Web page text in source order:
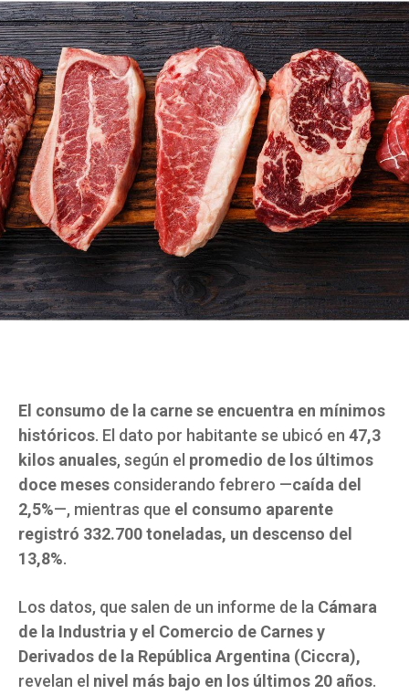
El consumo de la carne se encuentra en mínimos
históricos. El dato por habitante se ubicó en 47,3
kilos anuales, según el promedio de los últimos
doce meses considerando febrero —caída del
2,5%—, mientras que el consumo aparente
registró 332.700 toneladas, un descenso del
13,8%.
Los datos, que salen de un informe de la Cámara
de la Industria y el Comercio de Carnes y
Derivados de la República Argentina (Ciccra),
revelan el nivel más bajo en los últimos 20 años.